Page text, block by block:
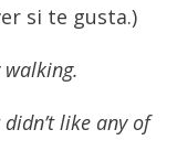
si te gusta.)
like any of